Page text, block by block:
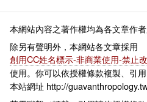
本網站內容之著作權均為各文章作者
除另有聲明外，本網站各文章採用
創用CC姓名標示-非商業使用-禁止
使用。你可以依授權條款複製、引
本站網址 http://guavanthropology.tw